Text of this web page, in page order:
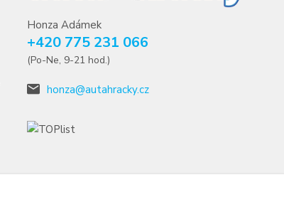
Honza Adámek
+420 775 231 066
(Po-Ne, 9-21 hod.)
honza@autahracky.cz